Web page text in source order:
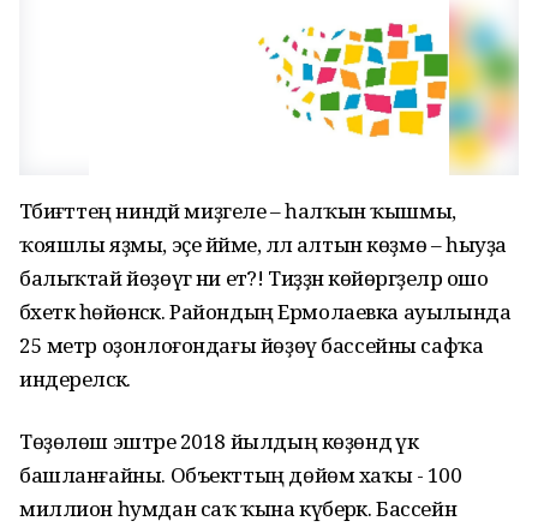
Тәбиғәттең ниндәй миҙгеле – һалҡын ҡышмы,
ҡояшлы яҙмы, эҫе йәйме, әллә алтын көҙмө – һыуҙа
балыҡтай йөҙөүгә ни етә?! Тиҙҙән көйөргәҙеләр ошо
бәхеткә һөйөнәсәк. Райондың Ермолаевка ауылында
25 метр оҙонлоғондағы йөҙөү бассейны сафҡа
индереләсәк.
Төҙөлөш эштәре 2018 йылдың көҙөндә үк
башланғайны. Объекттың дөйөм хаҡы - 100
миллион һумдан саҡ ҡына күберәк. Бассейн